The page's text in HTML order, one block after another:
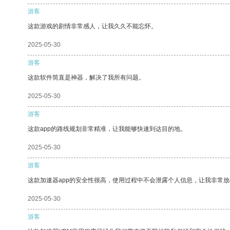
游客
这款游戏的剧情非常感人，让我久久不能忘怀。
2025-05-30
游客
这款软件简直是神器，解决了我所有问题。
2025-05-30
游客
这款app的路线规划非常精准，让我能够快速到达目的地。
2025-05-30
游客
这款加速器app的安全性很高，使用过程中不会泄露个人信息，让我非常
2025-05-30
游客